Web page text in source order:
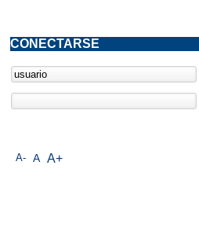
A- A A+
CONECTARSE